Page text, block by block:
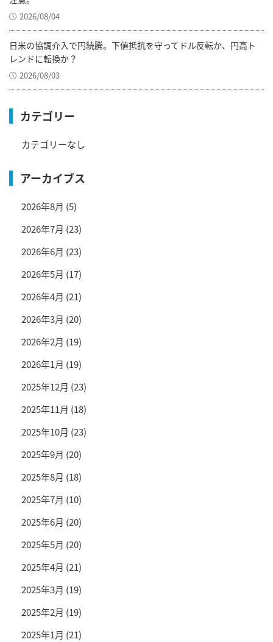
2026/08/04
日米の協調介入で円続騰。下値抵抗を守ってドル反転か、円高ト
レンドに転換か？
2026/08/03
カテゴリー
カテゴリーなし
アーカイブス
2026年8月 (5)
2026年7月 (23)
2026年6月 (23)
2026年5月 (17)
2026年4月 (21)
2026年3月 (20)
2026年2月 (19)
2026年1月 (19)
2025年12月 (23)
2025年11月 (18)
2025年10月 (23)
2025年9月 (20)
2025年8月 (18)
2025年7月 (10)
2025年6月 (20)
2025年5月 (20)
2025年4月 (21)
2025年3月 (19)
2025年2月 (19)
2025年1月 (21)